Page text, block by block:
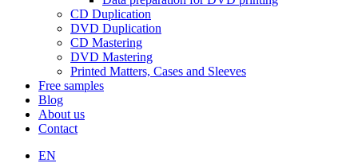
CD Duplication
DVD Duplication
CD Mastering
DVD Mastering
Printed Matters, Cases and Sleeves
Free samples
Blog
About us
Contact
EN